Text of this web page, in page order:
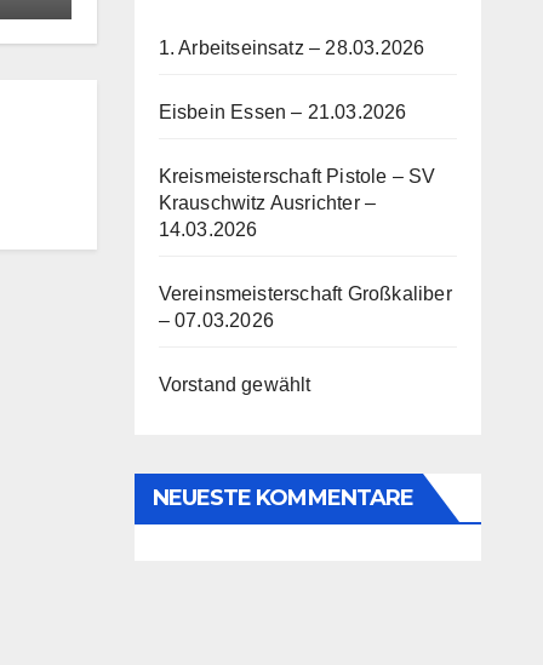
1. Arbeitseinsatz – 28.03.2026
Eisbein Essen – 21.03.2026
Kreismeisterschaft Pistole – SV
Krauschwitz Ausrichter –
14.03.2026
Vereinsmeisterschaft Großkaliber
– 07.03.2026
Vorstand gewählt
NEUESTE KOMMENTARE